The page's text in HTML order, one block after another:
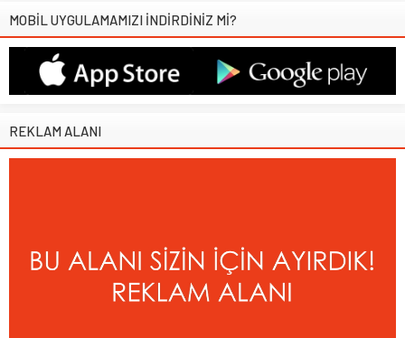
MOBİL UYGULAMAMIZI İNDİRDİNİZ Mİ?
REKLAM ALANI